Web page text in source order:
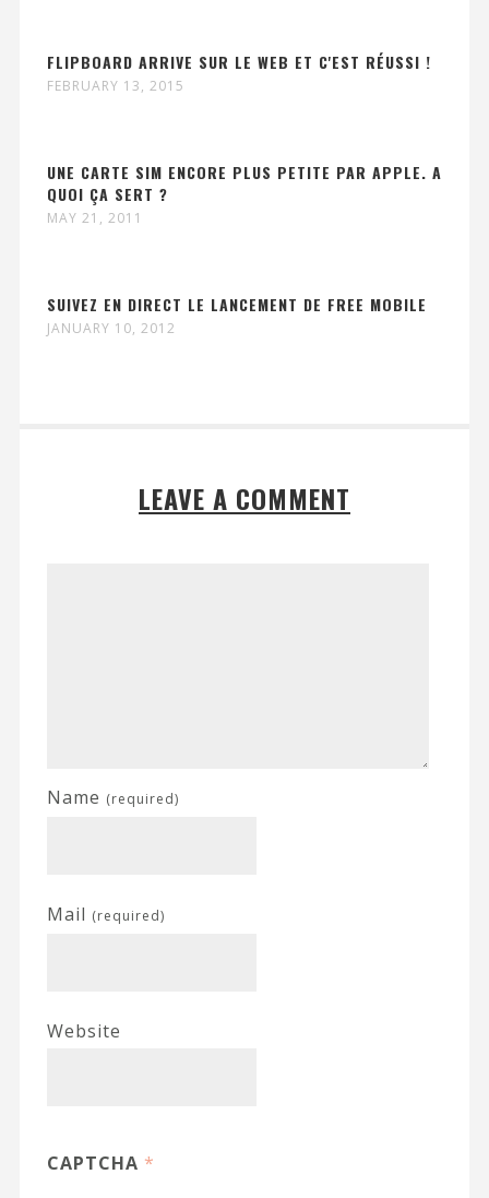
FLIPBOARD ARRIVE SUR LE WEB ET C'EST RÉUSSI !
FEBRUARY 13, 2015
UNE CARTE SIM ENCORE PLUS PETITE PAR APPLE. A
QUOI ÇA SERT ?
MAY 21, 2011
SUIVEZ EN DIRECT LE LANCEMENT DE FREE MOBILE
JANUARY 10, 2012
LEAVE A COMMENT
Name (required)
Mail (required)
Website
CAPTCHA *